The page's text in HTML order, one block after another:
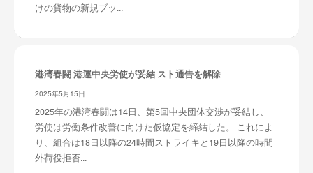
けの貨物の新規ブッ...
港湾春闘 港運中央労使が妥結 スト通告を解除
2025年5月15日
2025年の港湾春闘は14日、第5回中央団体交渉が妥結し、
労使は労働条件改善に向けた仮協定を締結した。 これによ
り、組合は18日以降の24時間ストライキと19日以降の時間
外荷役拒否...